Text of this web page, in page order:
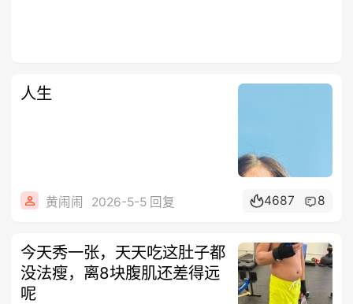
人生
黄闹闹 2026-5-5 回复 4687 8
今天秀一张，天天吃这肚子都
没法瘦，离8块腹肌还差得远
呢